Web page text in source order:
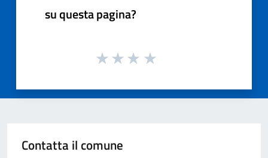
su questa pagina?
Contatta il comune